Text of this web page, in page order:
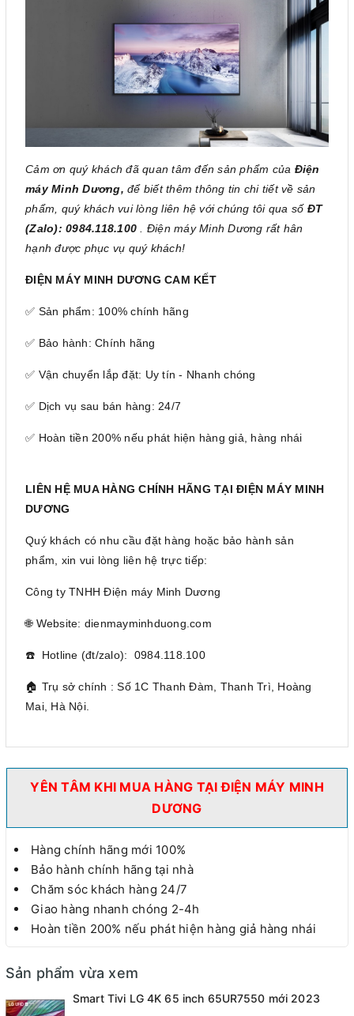
Cảm ơn quý khách đã quan tâm đến sản phẩm của Điện
máy Minh Dương, để biết thêm thông tin chi tiết về sản
phẩm, quý khách vui lòng liên hệ với chúng tôi qua số ĐT
(Zalo): 0984.118.100. Điện máy Minh Dương rất hân
hạnh được phục vụ quý khách!
ĐIỆN MÁY MINH DƯƠNG CAM KẾT
✅ Sản phẩm: 100% chính hãng
✅ Bảo hành: Chính hãng
✅ Vận chuyển lắp đặt: Uy tín - Nhanh chóng
✅ Dịch vụ sau bán hàng: 24/7
✅ Hoàn tiền 200% nếu phát hiện hàng giả, hàng nhái
LIÊN HỆ MUA HÀNG CHÍNH HÃNG TẠI ĐIỆN MÁY MINH
DƯƠNG
Quý khách có nhu cầu đặt hàng hoặc bảo hành sản
phẩm, xin vui lòng liên hệ trực tiếp:
Công ty TNHH Điện máy Minh Dương
🌐 Website: dienmayminhduong.com
☎️ Hotline (đt/zalo): 0984.118.100
🏠 Trụ sở chính : Số 1C Thanh Đàm, Thanh Trì, Hoàng
Mai, Hà Nội.
YÊN TÂM KHI MUA HÀNG TẠI ĐIỆN MÁY MINH
DƯƠNG
Hàng chính hãng mới 100%
Bảo hành chính hãng tại nhà
Chăm sóc khách hàng 24/7
Giao hàng nhanh chóng 2-4h
Hoàn tiền 200% nếu phát hiện hàng giả hàng nhái
Sản phẩm vừa xem
Smart Tivi LG 4K 65 inch 65UR7550 mới 2023